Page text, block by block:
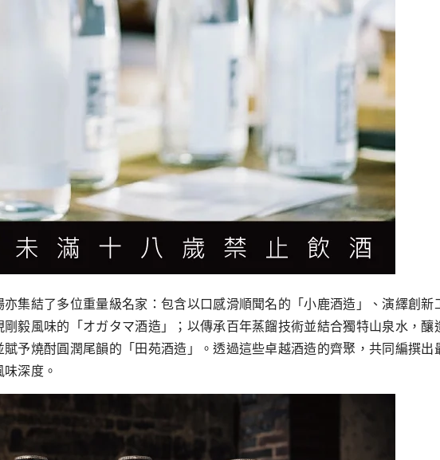
集結了多位重量級名家：包含以⼝感滑順聞名的「⼩鹿酒造」、演繹創
毅風味的「オガタマ酒造」；以傳承百年蒸餾技術並結合獨特⼭泉⽔，
予燒酎圓潤尾韻的「⽥苑酒造」。透過這些卓越酒造的⿑聚，共同編撰
深度。